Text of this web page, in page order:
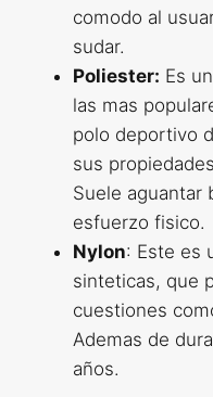
comodo al
sudar.
Poliester: Es
las mas
polo deportivo
sus
Suele aguantar
esfuerzo fisico.
Nylon: Este es
sinteticas, que
cuestiones
Ademas de
años.